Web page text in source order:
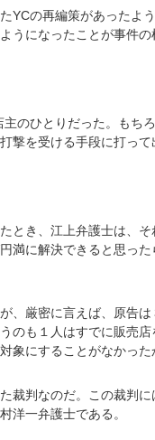
YCの再編策があったよ
うになったことが事件の
のひとりだった。もち
撃を受ける手段に打って
とき、江上弁護士は、
に解決できると思った
、厳密に言えば、原告
のも１人はすでに販売
象にすることがなかった
裁判なのだ。この裁判
洋一弁護士である。